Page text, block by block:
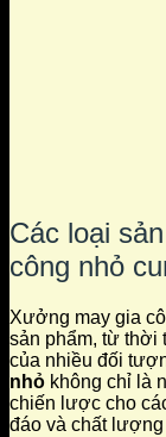
Các loại
công nhỏ
Xưởng may gia
sản phẩm, từ thời
của nhiều đối
nhỏ không chỉ là
chiến lược cho
đáo và chất lượng